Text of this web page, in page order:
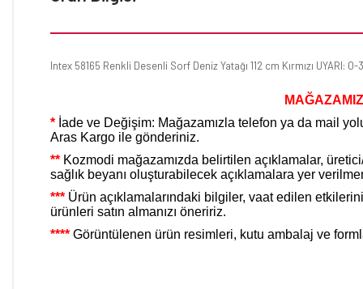
Intex 58165 Renkli Desenli Sorf Deniz Yatağı 112 cm Kırmızı UYARI:
* İade ve Değişim: Mağazamızla telefon ya da mail
Aras Kargo ile gönderiniz.
** Kozmodi mağazamızda belirtilen açıklamalar,
sağlık beyanı oluşturabilecek açıklamalara yer
*** Ürün açıklamalarındaki bilgiler, vaat edilen
ürünleri satın almanızı öneririz.
**** Görüntülenen ürün resimleri, kutu ambalaj ve